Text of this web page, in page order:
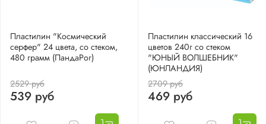
Пластилин "Космический
серфер" 24 цвета, со стеком,
480 грамм (ПандаРог)
2529 руб
539 руб
Пластилин классический 16
цветов 240г со стеком
"ЮНЫЙ ВОЛШЕБНИК"
(ЮНЛАНДИЯ)
2709 руб
469 руб